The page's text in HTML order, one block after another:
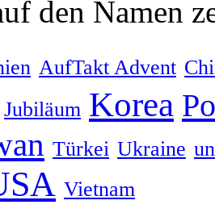
den Namen
AufTakt Advent
Jubiläum Korea
Türkei Ukraine
Vietnam